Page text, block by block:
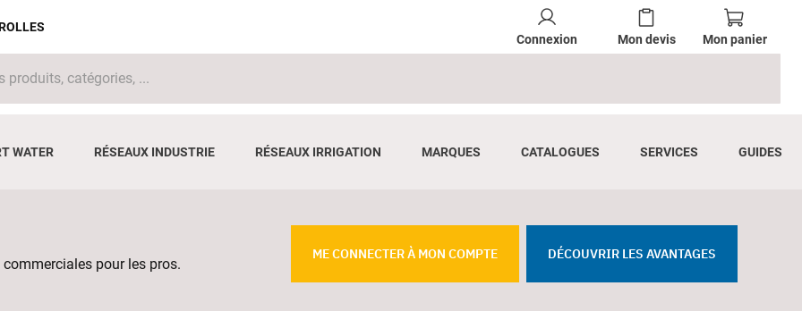
Connexion Mon devis Mon panier
WATER RÉSEAUX INDUSTRIE RÉSEAUX IRRIGATION MARQUES CATALOGUES SERVICES GUIDES
pour les pros.
ME CONNECTER À MON COMPTE DÉCOUVRIR LES AVANTAGES